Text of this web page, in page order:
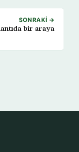
SONRAKI →
bir araya